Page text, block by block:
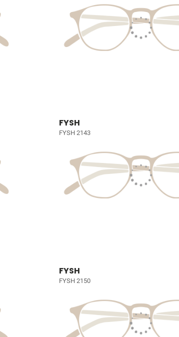
FYSH
FYSH 2143
FYSH
FYSH 2150